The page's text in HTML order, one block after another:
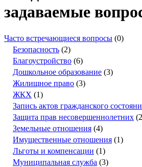
задаваемые
Часто встречающиеся вопросы (0)
Безопасность (2)
Благоустройство (6)
Дошкольное образование (3)
Жилищное право (3)
ЖКХ (1)
Запись актов гражданского
Защита прав несовершеннолетних
Земельные отношения (4)
Имущественные отношения (1)
Льготы и компенсации (1)
Муниципальная служба (3)